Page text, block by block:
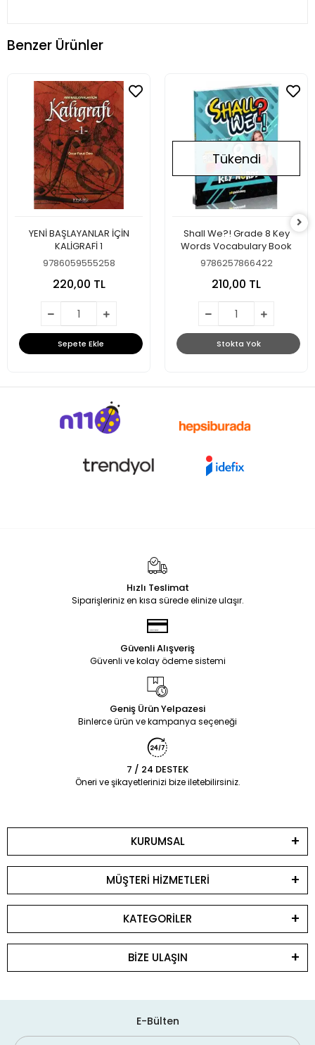
Benzer Ürünler
YENİ BAŞLAYANLAR İÇİN
KALİGRAFİ 1
9786059555258
220,00 TL
Sepete Ekle
Tükendi
Shall We?! Grade 8 Key
Words Vocabulary Book
9786257866422
210,00 TL
Stokta Yok
Hızlı Teslimat
Siparişleriniz en kısa sürede elinize ulaşır.
Güvenli Alışveriş
Güvenli ve kolay ödeme sistemi
Geniş Ürün Yelpazesi
Binlerce ürün ve kampanya seçeneği
7 / 24 DESTEK
Öneri ve şikayetlerinizi bize iletebilirsiniz.
KURUMSAL
MÜŞTERİ HİZMETLERİ
KATEGORİLER
BİZE ULAŞIN
E-Bülten